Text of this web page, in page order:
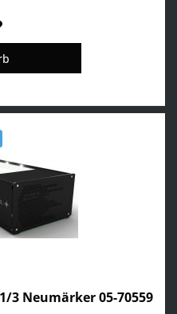
3 Neumärker 05-70559